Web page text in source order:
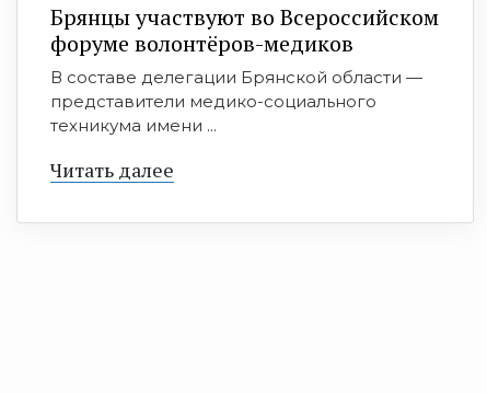
Брянцы участвуют во Всероссийском
форуме волонтёров-медиков
В составе делегации Брянской области —
представители медико-социального
техникума имени ...
Читать далее